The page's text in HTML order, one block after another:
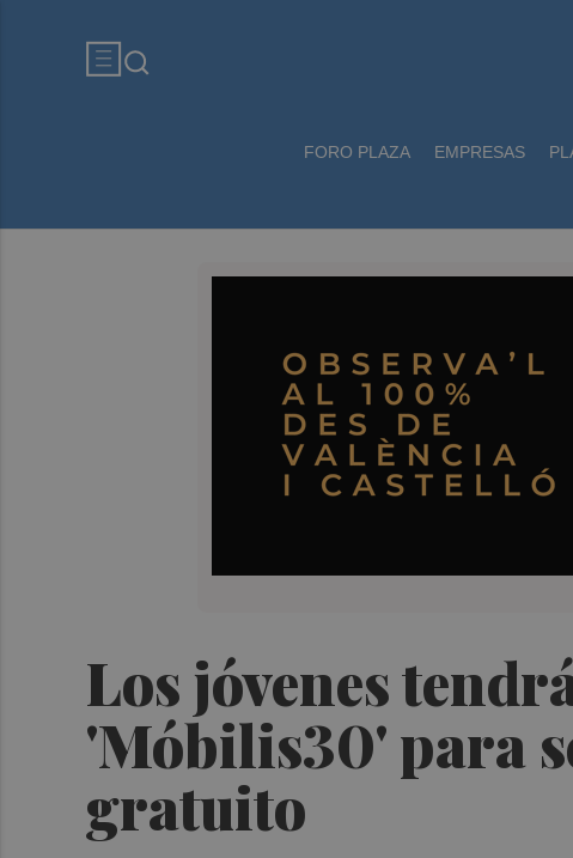
FORO PLAZA EMPRESAS
Los jóvenes
'Móbilis30' para
gratuito